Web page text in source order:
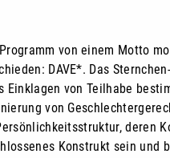
von einem Motto
DAVE*. Das
Einklagen von Teilhabe
von
deren
Konstrukt sein